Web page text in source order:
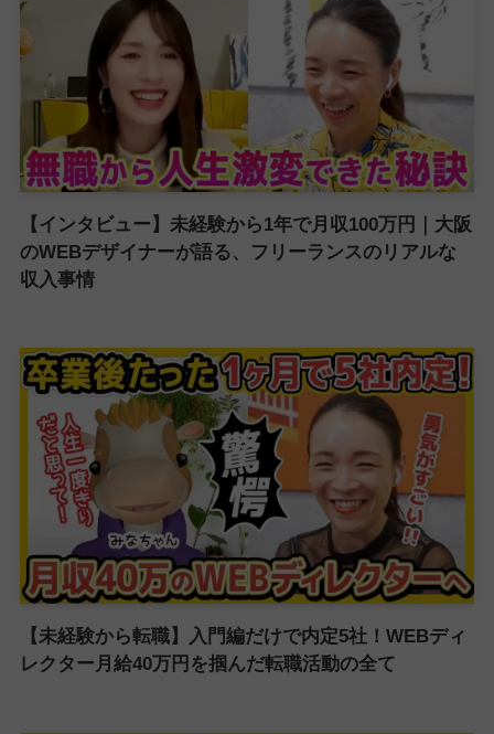
【インタビュー】未経験から1年で月収100万円｜大阪
のWEBデザイナーが語る、フリーランスのリアルな
収入事情
【未経験から転職】入門編だけで内定5社！WEBディ
レクター月給40万円を掴んだ転職活動の全て